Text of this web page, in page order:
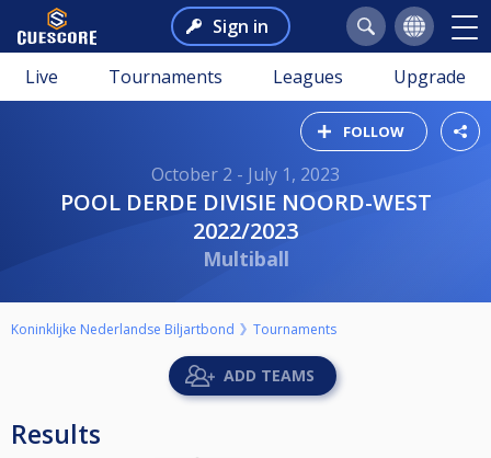
Sign in
Live Tournaments Leagues Upgrade
FOLLOW
October 2 - July 1, 2023
POOL DERDE DIVISIE NOORD-WEST
2022/2023
Multiball
Koninklijke Nederlandse Biljartbond Tournaments
ADD TEAMS
Results